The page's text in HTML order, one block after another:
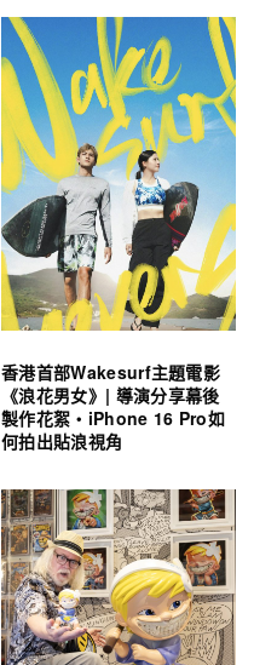
香港首部Wakesurf主題電影
《浪花男女》| 導演分享幕後
製作花絮・iPhone 16 Pro如
何拍出貼浪視角